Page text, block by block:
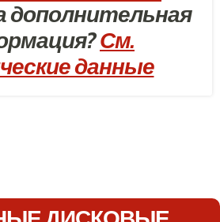
дополнительная
См.
данные